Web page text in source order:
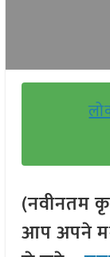
(नवीनतम
आप अपने